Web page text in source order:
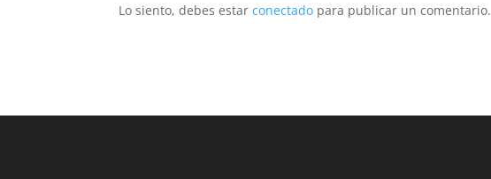
Lo siento, debes estarconectado para publicar un comentario.